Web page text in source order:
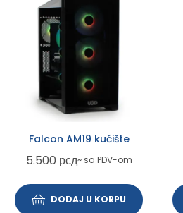
Falcon AM19 kućište
5.500 рсд~ sa PDV-om
DODAJ U KORPU